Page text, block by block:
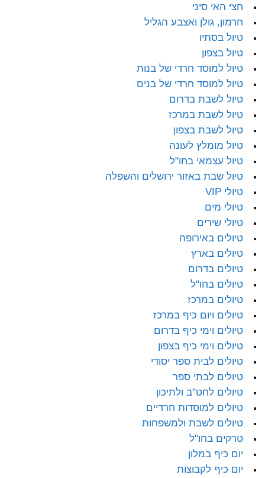
חצי האי סיני
חרמון, גולן ואצבע הגליל
טיול בסתיו
טיול בצפון
טיול למוסד חרדי של בנות
טיול למוסד חרדי של בנים
טיול לשבת בדרום
טיול לשבת במרכז
טיול לשבת בצפון
טיול מומלץ לעונה
טיול עצמאי בחו"ל
טיול שבת באזור ירושלים והשפלה
טיולי VIP
טיולי מים
טיולי שירים
טיולים באירופה
טיולים בארץ
טיולים בדרום
טיולים בחו"ל
טיולים במרכז
טיולים ויום כיף במרכז
טיולים וימי כיף בדרום
טיולים וימי כיף בצפון
טיולים לבית ספר יסודי
טיולים לבתי ספר
טיולים לחט"ב ולתיכון
טיולים למוסדות חרדיים
טיולים לשבת ולמשפחות
טרקים בחו"ל
יום כיף במלון
יום כיף לקבוצות